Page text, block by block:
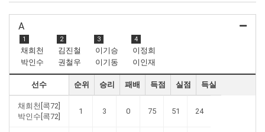
A
1
채희천
박인수
2
김진철
권철우
3
이기승
이기동
4
이정희
이인재
선수 순위 승리 패배 득점 실점 득실
채희천[콕72]
박인수[콕72]
1 3 0 75 51 24